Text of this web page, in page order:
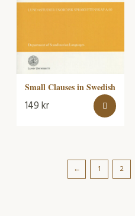
Small Clauses in Swedish
149kr
← 1 2